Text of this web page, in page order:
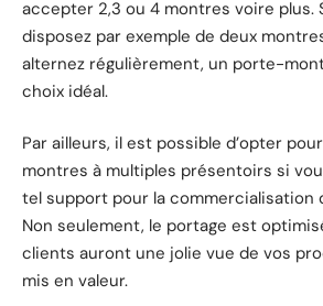
accepter 2,3 ou 4 montres voire plus.
disposez par exemple de deux
alternez régulièrement, un porte-
choix idéal.
Par ailleurs, il est possible d’opter
montres à multiples présentoirs si
tel support pour la commercialisation
Non seulement, le portage est
clients auront une jolie vue de vos
mis en valeur.